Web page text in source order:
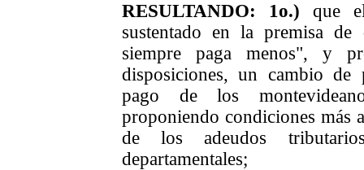
RESULTANDO:
1o.) que
sustentado en la premisa
siempre paga menos", y
disposiciones, un cambio
pago de los
proponiendo condiciones más
de los adeudos
departamentales;